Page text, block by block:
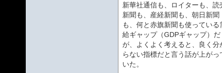
新華社通信も、ロイターも、読
新聞も、産経新聞も、朝日新聞
も、何と赤旗新聞も使っている
給ギャップ（GDPギャップ）だ
が、よくよく考えると、良く分
らない指標だと言う話が上がっ
いた。